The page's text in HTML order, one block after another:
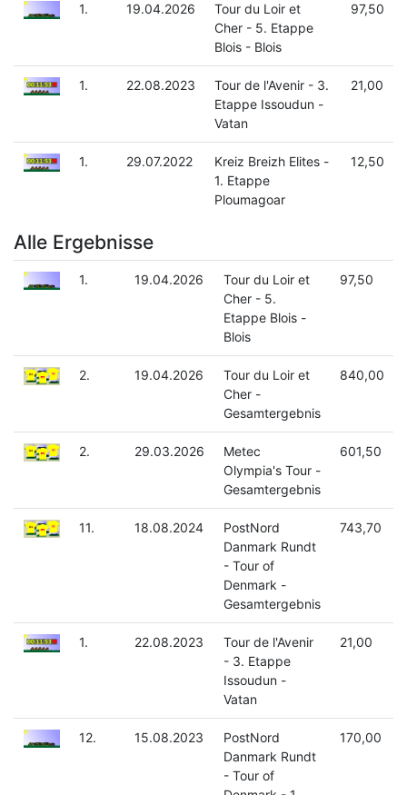
1. 19.04.2026
Tour du Loir et
Cher - 5. Etappe
Blois - Blois
97,50
1. 22.08.2023
Tour de l'Avenir - 3.
Etappe Issoudun -
Vatan
21,00
1. 29.07.2022
Kreiz Breizh Elites -
1. Etappe
Ploumagoar
12,50
Alle Ergebnisse
1. 19.04.2026
Tour du Loir et
Cher - 5.
Etappe Blois -
Blois
97,50
2. 19.04.2026
Tour du Loir et
Cher -
Gesamtergebnis
840,00
2. 29.03.2026
Metec
Olympia's Tour -
Gesamtergebnis
601,50
11. 18.08.2024
PostNord
Danmark Rundt
- Tour of
Denmark -
Gesamtergebnis
743,70
1. 22.08.2023
Tour de l'Avenir
- 3. Etappe
Issoudun -
Vatan
21,00
12. 15.08.2023
PostNord
Danmark Rundt
- Tour of
170,00